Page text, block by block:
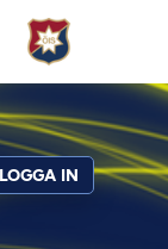
LOGGA IN